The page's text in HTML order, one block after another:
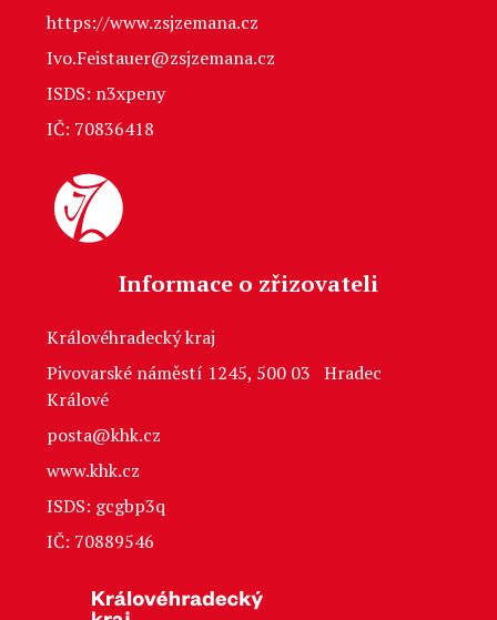
https://www.zsjzemana.cz
Ivo.Feistauer@zsjzemana.cz
ISDS: n3xpeny
IČ: 70836418
Informace o zřizovateli
Královéhradecký kraj
Pivovarské náměstí 1245, 500 03 Hradec
Králové
posta@khk.cz
www.khk.cz
ISDS: gcgbp3q
IČ: 70889546